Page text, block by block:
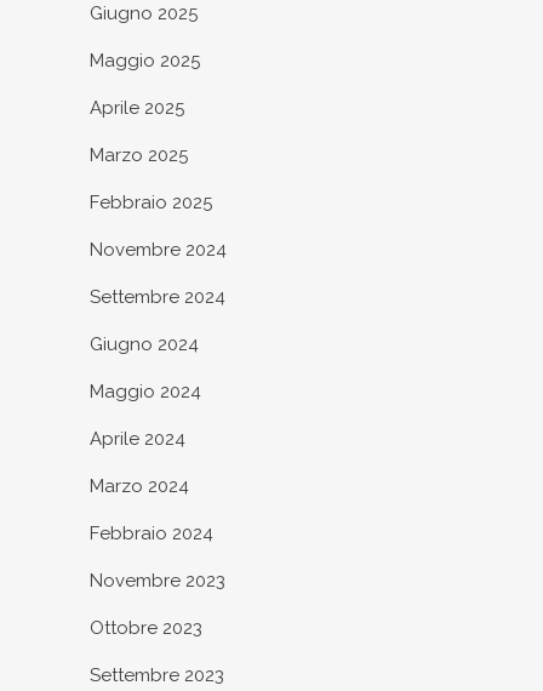
Giugno 2025
Maggio 2025
Aprile 2025
Marzo 2025
Febbraio 2025
Novembre 2024
Settembre 2024
Giugno 2024
Maggio 2024
Aprile 2024
Marzo 2024
Febbraio 2024
Novembre 2023
Ottobre 2023
Settembre 2023